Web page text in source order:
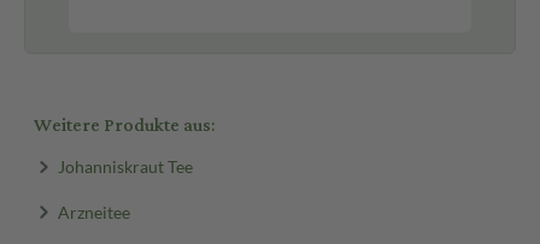
Weitere Produkte aus:
Johanniskraut Tee
Arzneitee